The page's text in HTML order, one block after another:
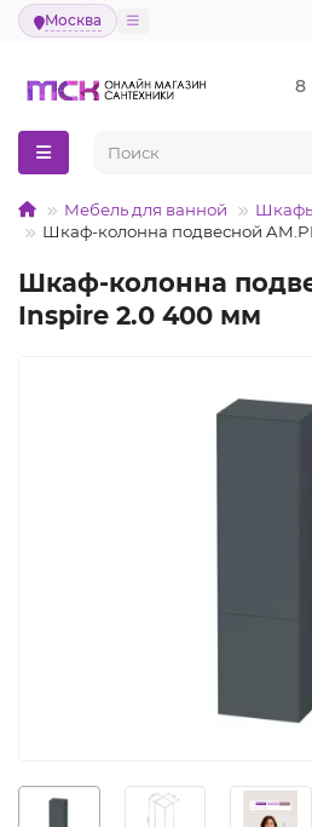
Москва
8
Мебель для ванной
Шкаф-колонна подвесной
Шкаф-колонна
Inspire 2.0 400 мм